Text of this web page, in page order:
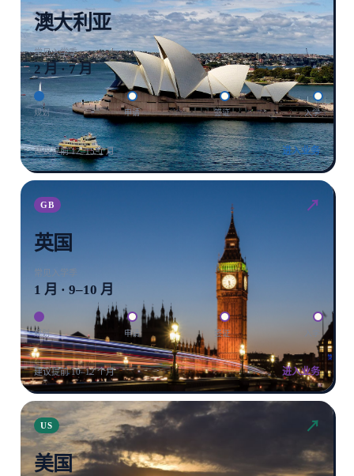
澳大利亚
常见入学季
2 月 · 7 月
规划 申请 签证 入学
建议提前 12–15 个月 进入业务
GB ↗
英国
常见入学季
1 月 · 9–10 月
规划 申请 签证 入学
建议提前 10–12 个月 进入业务
US ↗
美国